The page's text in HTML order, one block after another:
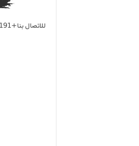
للاتصال بنا+212614999191